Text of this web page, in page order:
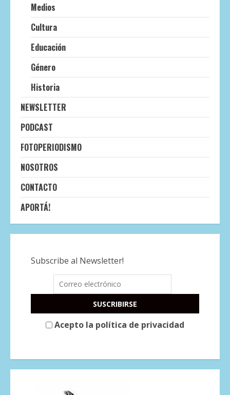
Medios
Cultura
Educación
Género
Historia
NEWSLETTER
PODCAST
FOTOPERIODISMO
NOSOTROS
CONTACTO
APORTÁ!
Subscribe al Newsletter!
Acepto la política de privacidad